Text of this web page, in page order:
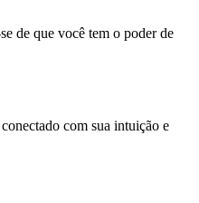
de que você tem o poder de
com sua intuição e